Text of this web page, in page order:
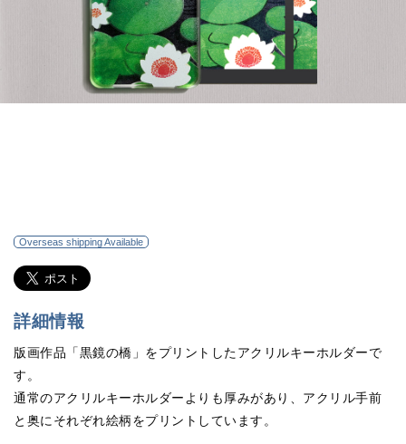
Overseas shipping Available
詳細情報
版画作品「黒鏡の橋」をプリントしたアクリルキーホルダーで
す。
通常のアクリルキーホルダーよりも厚みがあり、アクリル手前
と奥にそれぞれ絵柄をプリントしています。